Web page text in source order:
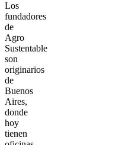
Los
fundadores
de
Agro
Sustentable
son
originarios
de
Buenos
Aires,
donde
hoy
tienen